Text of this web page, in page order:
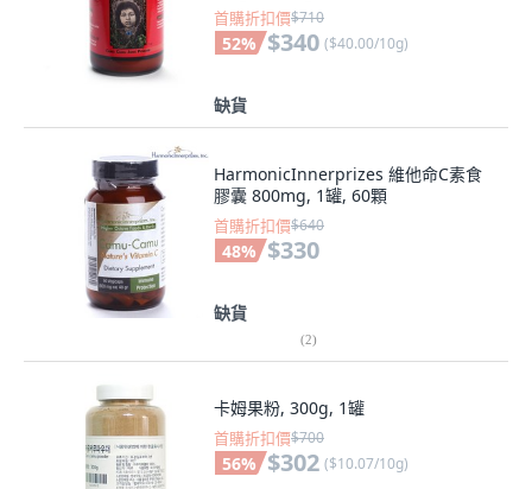
首購折扣價$710
52% $340 ($40.00/10g)
缺貨
HarmonicInnerprizes 維他命C素食
膠囊 800mg, 1罐, 60顆
首購折扣價$640
48% $330
缺貨
(2)
卡姆果粉, 300g, 1罐
首購折扣價$700
56% $302 ($10.07/10g)